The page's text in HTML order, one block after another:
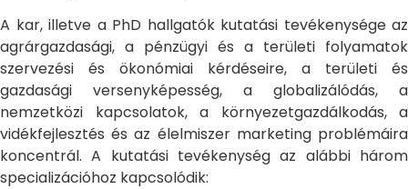
A kar, illetve a PhD hallgatók kutatási tevékenysége az
agrárgazdasági, a pénzügyi és a területi folyamatok
szervezési és ökonómiai kérdéseire, a területi és
gazdasági versenyképesség, a globalizálódás, a
nemzetközi kapcsolatok, a környezetgazdálkodás, a
vidékfejlesztés és az élelmiszer marketing problémáira
koncentrál. A kutatási tevékenység az alábbi három
specializációhoz kapcsolódik: